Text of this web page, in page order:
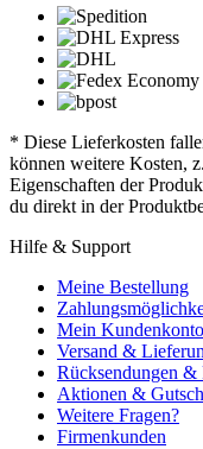
* Diese Lieferkosten
können weitere Kosten,
Eigenschaften der
du direkt in der
Hilfe & Support
Meine Bestellung
Mein Kundenkonto
Versand &
Rücksendungen &
Aktionen &
Weitere Fragen?
Firmenkunden